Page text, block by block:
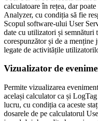
calculatoare în rețea, dar
Analyzer, cu condiția să fie
Scopul software-ului User
date cu utilizatori și
corespunzător și de a
legate de activitățile
Vizualizator de
Permite vizualizarea
același calculator ca și
lucru, cu condiția ca aceste
dosarele de pe calculatorul